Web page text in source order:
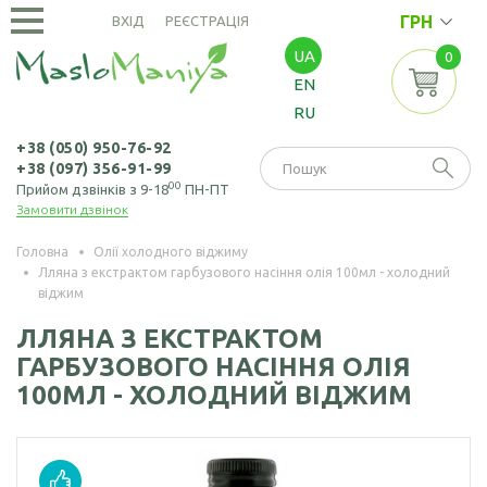
ВХІД РЕЄСТРАЦІЯ ГРН
UA
EN
RU
+38 (050) 950-76-92
+38 (097) 356-91-99
Прийом дзвінків з 9-1800 ПН-ПТ
Замовити дзвінок
0
ОЛІЇ
ХОЛОДНОГО
Амарантова олія
Арахісова олія
кісточок олія
Віноградних
Гірчична олія
Волоського горіха
Кедрового горіха
ОЛІЇ
ЕКСТРАКЦІЙНІ
Амарантова олія
Зародків пшениці
олія
БОРОШНО
Борошно
Борошно з
виноградних
кісточок
Борошно гірчичне
Борошно
Насіння амаранту
Насіння коноплі
Насіння кунжуту
Насіння льону
Головна
Олії холодного віджиму
Лляна з екстрактом гарбузового насіння олія 100мл - холодний
віджим
ЛЛЯНА З ЕКСТРАКТОМ
ГАРБУЗОВОГО НАСІННЯ ОЛІЯ
100МЛ - ХОЛОДНИЙ ВІДЖИМ